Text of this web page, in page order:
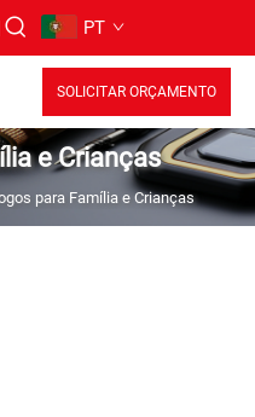
PT
SOLICITAR ORÇAMENTO
e Crianças
para Família e Crianças